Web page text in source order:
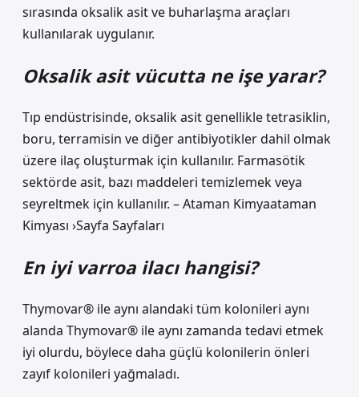
sırasında oksalik asit ve buharlaşma araçları
kullanılarak uygulanır.
Oksalik asit vücutta ne işe yarar?
Tıp endüstrisinde, oksalik asit genellikle tetrasiklin,
boru, terramisin ve diğer antibiyotikler dahil olmak
üzere ilaç oluşturmak için kullanılır. Farmasötik
sektörde asit, bazı maddeleri temizlemek veya
seyreltmek için kullanılır. – Ataman Kimyaataman
Kimyası ›Sayfa Sayfaları
En iyi varroa ilacı hangisi?
Thymovar® ile aynı alandaki tüm kolonileri aynı
alanda Thymovar® ile aynı zamanda tedavi etmek
iyi olurdu, böylece daha güçlü kolonilerin önleri
zayıf kolonileri yağmaladı.